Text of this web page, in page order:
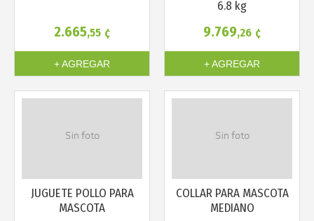
2.665,55 ¢
+ AGREGAR
6.8 kg
9.769,26 ¢
+ AGREGAR
JUGUETE POLLO PARA
MASCOTA
COLLAR PARA MASCOTA
MEDIANO